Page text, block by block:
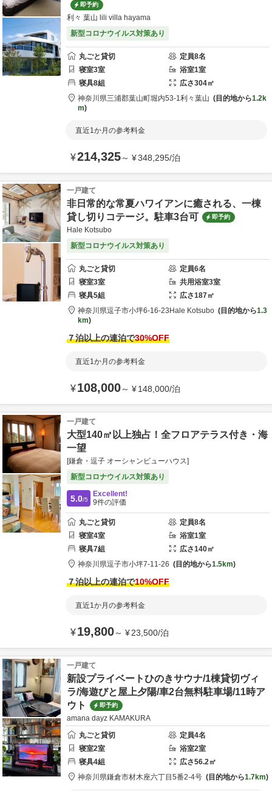
即予約
利々 葉山 lili villa hayama
新型コロナウイルス対策あり
丸ごと貸切 定員8名
寝室3室 浴室1室
寝具8組 広さ304㎡
神奈川県三浦郡葉山町堀内53-1利々葉山 目的地から1.2k
m
直近1か月の参考料金
¥214,325～ ¥348,295/泊
一戸建て
非日常的な常夏ハワイアンに癒される、一棟
貸し切りコテージ。駐車3台可
即予約
Hale Kotsubo
新型コロナウイルス対策あり
丸ごと貸切 定員6名
寝室3室 共用浴室3室
寝具5組 広さ187㎡
神奈川県逗子市小坪6-16-23 Hale Kotsubo 目的地から1.3
km
７泊以上の連泊で30%OFF
直近1か月の参考料金
¥108,000～ ¥148,000/泊
一戸建て
大型140㎡以上独占！全フロアテラス付き・海
一望
[鎌倉・逗子 オーシャンビューハウス]
新型コロナウイルス対策あり
5.0/5
Excellent!
9件の評価
丸ごと貸切 定員8名
寝室4室 浴室1室
寝具7組 広さ140㎡
神奈川県逗子市小坪7-11-26 目的地から1.5km
７泊以上の連泊で10%OFF
直近1か月の参考料金
¥19,800～ ¥23,500/泊
一戸建て
新設プライベートひのきサウナ/1棟貸切ヴィ
ラ/海遊びと屋上夕陽/車2台無料駐車場/11時ア
ウト
即予約
amana dayz KAMAKURA
丸ごと貸切
定員4名
寝室2室 浴室2室
寝具4組 広さ56.2㎡
神奈川県鎌倉市材木座六丁目5番2-4号 目的地から1.7km